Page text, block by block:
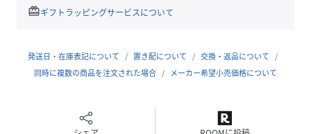
・内側にはゴルフボールが２個入るサイズのベルクロテープ
ゴルフやちょっとしたお出かけに活躍する今シーズンの代表
redeemギフトラッピングサービスについて
発送日・在庫表記について 置き配について
交換・返品について
同時に複数の商品を注文された場合
メーカー希望小売価格について